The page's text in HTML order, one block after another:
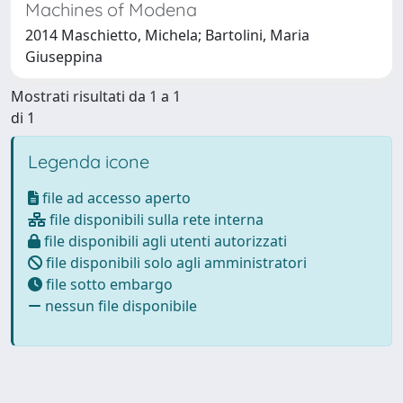
Machines of Modena
2014 Maschietto, Michela; Bartolini, Maria
Giuseppina
Mostrati risultati da 1 a 1
di 1
Legenda icone
file ad accesso aperto
file disponibili sulla rete interna
file disponibili agli utenti autorizzati
file disponibili solo agli amministratori
file sotto embargo
nessun file disponibile